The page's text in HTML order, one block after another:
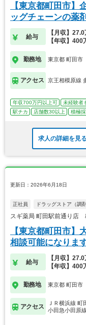
【東京都町田市】
ッグチェーンの薬
給与
【月収】
【年収】
勤務地 東京都 町田市
アクセス 京王相模原線
年収700万円以上可 未経験者
駅チカ
店舗数30以上 積極
求人の詳細を見る
更新日：2026年6月18日
正社員 ドラッグストア（調
スギ薬局 町田駅前通り店
【東京都町田市】
相談可能になりま
給与
【月収】
【年収】
勤務地 東京都 町田市
アクセス
ＪＲ横浜線 町
小田急小田原